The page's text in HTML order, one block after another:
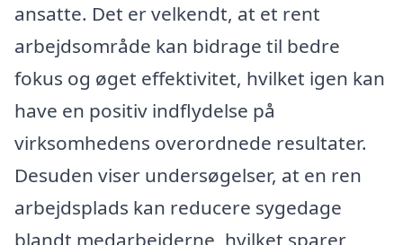
ansatte. Det er velkendt, at et rent
arbejdsområde kan bidrage til bedre
fokus og øget effektivitet, hvilket igen kan
have en positiv indflydelse på
virksomhedens overordnede resultater.
Desuden viser undersøgelser, at en ren
arbejdsplads kan reducere sygedage
blandt medarbejderne, hvilket sparer